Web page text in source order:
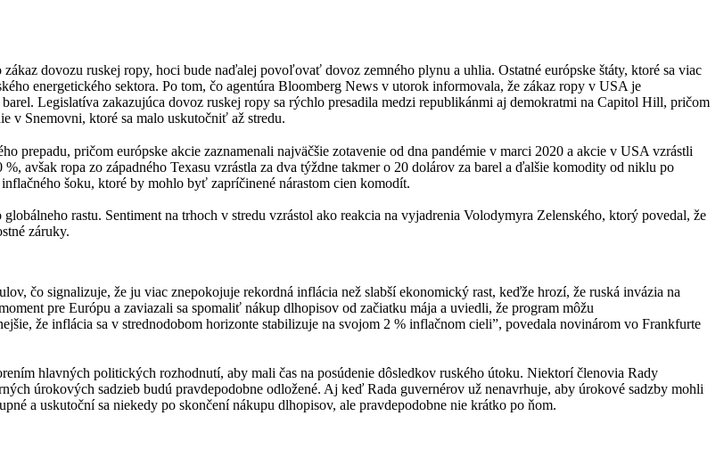
dovozu ruskej ropy, hoci bude naďalej povoľovať dovoz zemného plynu a uhlia. Ostatné európske štáty, ktoré sa viac
energetického sektora. Po tom, čo agentúra Bloomberg News v utorok informovala, že zákaz ropy v USA je
Legislatíva zakazujúca dovoz ruskej ropy sa rýchlo presadila medzi republikánmi aj demokratmi na Capitol Hill, pričom
v Snemovni, ktoré sa malo uskutočniť až stredu.
prepadu, pričom európske akcie zaznamenali najväčšie zotavenie od dna pandémie v marci 2020 a akcie v USA vzrástli
avšak ropa zo západného Texasu vzrástla za dva týždne takmer o 20 dolárov za barel a ďalšie komodity od niklu po
šoku, ktoré by mohlo byť zapríčinené nárastom cien komodít.
rastu. Sentiment na trhoch v stredu vzrástol ako reakcia na vyjadrenia Volodymyra Zelenského, ktorý povedal, že
záruky.
čo signalizuje, že ju viac znepokojuje rekordná inflácia než slabší ekonomický rast, keďže hrozí, že ruská invázia na
pre Európu a zaviazali sa spomaliť nákup dlhopisov od začiatku mája a uviedli, že program môžu
že inflácia sa v strednodobom horizonte stabilizuje na svojom 2 % inflačnom cieli”, povedala novinárom vo Frankfurte
hlavných politických rozhodnutí, aby mali čas na posúdenie dôsledkov ruského útoku. Niektorí členovia Rady
úrokových sadzieb budú pravdepodobne odložené. Aj keď Rada guvernérov už nenavrhuje, aby úrokové sadzby mohli
a uskutoční sa niekedy po skončení nákupu dlhopisov, ale pravdepodobne nie krátko po ňom.